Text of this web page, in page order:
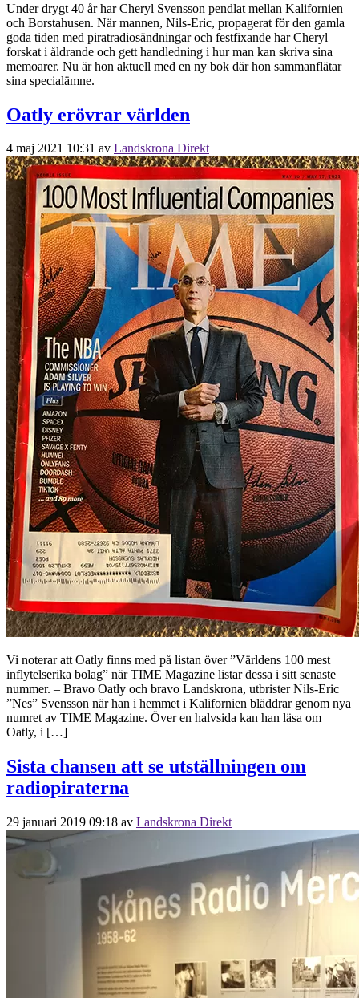
Under drygt 40 år har Cheryl Svensson pendlat mellan Kalifornien
och Borstahusen. När mannen, Nils-Eric, propagerat för den gamla
goda tiden med piratradiosändningar och festfixande har Cheryl
forskat i åldrande och gett handledning i hur man kan skriva sina
memoarer. Nu är hon aktuell med en ny bok där hon sammanflätar
sina specialämne.
Oatly erövrar världen
4 maj 2021 10:31 av Landskrona Direkt
Vi noterar att Oatly finns med på listan över ”Världens 100 mest
inflytelserika bolag” när TIME Magazine listar dessa i sitt senaste
nummer. – Bravo Oatly och bravo Landskrona, utbrister Nils-Eric
”Nes” Svensson när han i hemmet i Kalifornien bläddrar genom nya
numret av TIME Magazine. Över en halvsida kan han läsa om
Oatly, i […]
Sista chansen att se utställningen om
radiopiraterna
29 januari 2019 09:18 av Landskrona Direkt